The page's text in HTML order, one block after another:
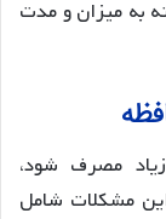
به میزان و مدت
مصرف شود،
مشکلات شامل